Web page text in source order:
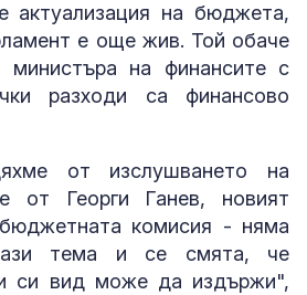
актуализация на бюджета,
е още жив. Той обаче
министъра на финансите с
разходи са финансово
от изслушването на
от Георги Ганев, новият
комисия - няма
тема и се смята, че
си вид може да издържи",